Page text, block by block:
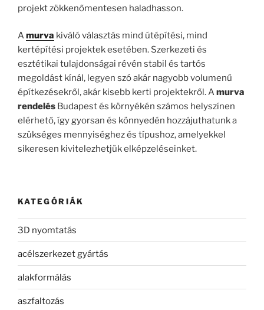
projekt zökkenőmentesen haladhasson.
Amurva kiváló választás mind útépítési, mind
kertépítési projektek esetében. Szerkezeti és
esztétikai tulajdonságai révén stabil és tartós
megoldást kínál, legyen szó akár nagyobb volumenű
építkezésekről, akár kisebb kerti projektekről. Amurva
rendelés Budapest és környékén számos helyszínen
elérhető, így gyorsan és könnyedén hozzájuthatunk a
szükséges mennyiséghez és típushoz, amelyekkel
sikeresen kivitelezhetjük elképzeléseinket.
KATEGÓRIÁK
3D nyomtatás
acélszerkezet gyártás
alakformálás
aszfaltozás